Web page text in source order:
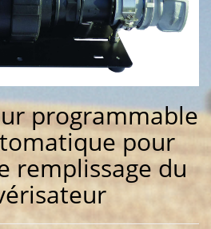
programmable
pour
remplissage du